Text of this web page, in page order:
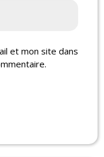
et mon site dans